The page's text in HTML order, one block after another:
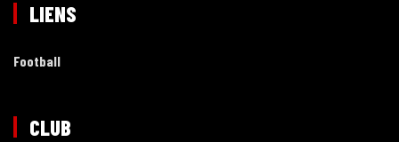
LIENS
Football
CLUB